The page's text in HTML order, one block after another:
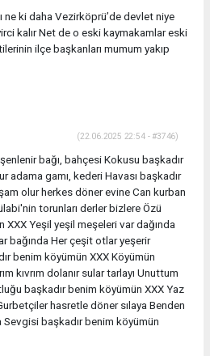
ne ki daha Vezirköprü’de devlet niye
kalır Net de o eski kaymakamlar eski
ilçe başkanları mumum yakıp
(22.06.2025 22:54 - #3746)
bağı, bahçesi Kokusu başkadır
adama gamı, kederi Havası başkadır
olur herkes döner evine Can kurban
torunları derler bizlere Özü
XXX Yeşil yeşil meşeleri var dağında
bağında Her çeşit otlar yeşerir
benim köyümün XXX Köyümün
kıvrım dolanır sular tarlayı Unuttum
başkadır benim köyümün XXX Yaz
hasretle döner sılaya Benden
başkadır benim köyümün